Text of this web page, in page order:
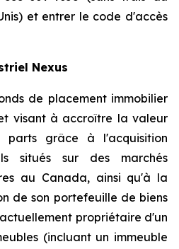
et entrer le code d'accès
Nexus
de placement immobilier
visant à accroître la valeur
parts grâce à l'acquisition
situés sur des marchés
au Canada, ainsi qu'à la
de son portefeuille de biens
propriétaire d'un
(incluant un immeuble